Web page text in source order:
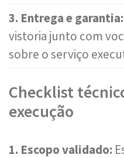
3. Entrega e garantia:
vistoria junto com
sobre o serviço
Checklist
execução
1. Escopo validado: